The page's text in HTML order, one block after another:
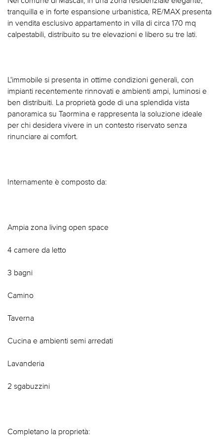
tranquilla e in forte espansione urbanistica, RE/MAX presenta
in vendita esclusivo appartamento in villa di circa 170 mq
calpestabili, distribuito su tre elevazioni e libero su tre lati.
L'immobile si presenta in ottime condizioni generali, con
impianti recentemente rinnovati e ambienti ampi, luminosi e
ben distribuiti. La proprietà gode di una splendida vista
panoramica su Taormina e rappresenta la soluzione ideale
per chi desidera vivere in un contesto riservato senza
rinunciare ai comfort.
Internamente è composto da:
Ampia zona living open space
4 camere da letto
3 bagni
Camino
Taverna
Cucina e ambienti semi arredati
Lavanderia
2 sgabuzzini
Completano la proprietà: